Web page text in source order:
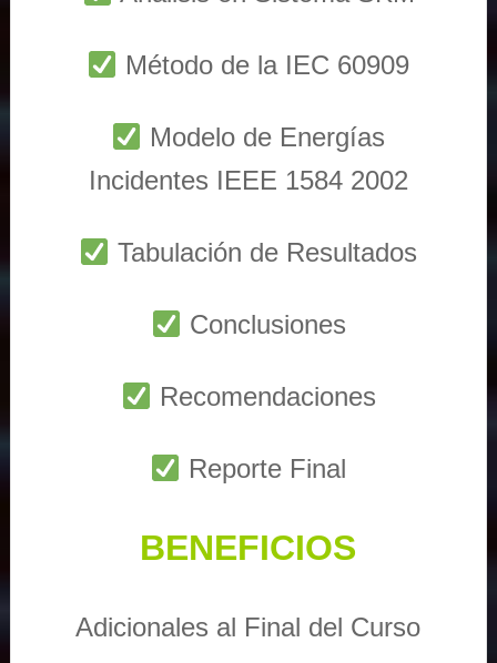
Método de la IEC 60909
Modelo de Energías
Incidentes IEEE 1584 2002
Tabulación de Resultados
Conclusiones
Recomendaciones
Reporte Final
BENEFICIOS
Adicionales al Final del Curso